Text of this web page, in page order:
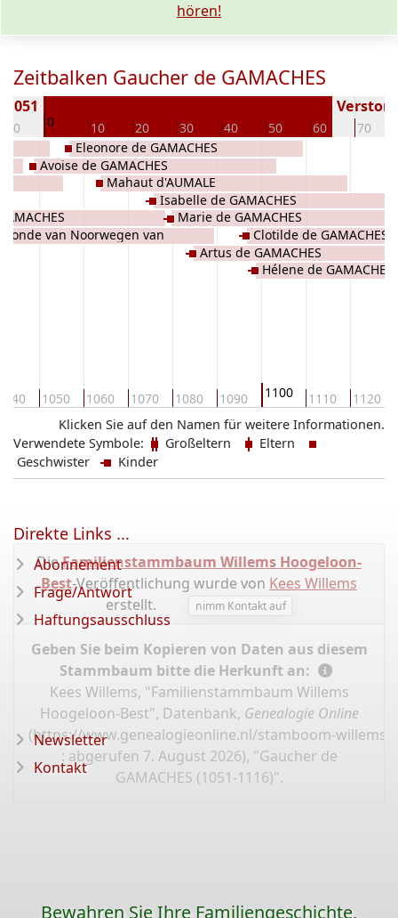
hören!
Zeitbalken Gaucher de GAMACHES
-10 0 10 20 30 40 50 60 70
1050 1060 1070 1080 1090 1100 1110 1120
van Noorwegen van
Avoise de GAMACHES
Eleonore de GAMACHES
Mahaut d'AUMALE
Isabelle de GAMACHES
Marie de GAMACHES
Artus de GAMACHES
Clotilde de GAMACHES
Hélene de GAMACHES
Klicken Sie auf den Namen für weitere Informationen.
Verwendete Symbole:
Großeltern
Eltern
Geschwister
Kinder
DieFamilienstammbaum Willems Hoogeloon-
Best-Veröffentlichung wurde von Kees Willems
erstellt.
nimm Kontakt auf
Geben Sie beim Kopieren von Daten aus diesem
Stammbaum bitte die Herkunft an:
Kees Willems, "Familienstammbaum Willems
Hoogeloon-Best", Datenbank, Genealogie Online
(https://www.genealogieonline.nl/stamboom-willems-
: abgerufen 7. August 2026), "Gaucher de
GAMACHES (1051-1116)".
Direkte Links ...
Abonnement
Frage/Antwort
Haftungsausschluss
Newsletter
Kontakt
Bewahren Sie Ihre Familiengeschichte,